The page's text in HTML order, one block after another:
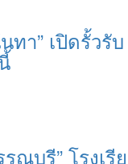
ทา” เปิดรั้วรับ
ณบุรี” โรงเรี